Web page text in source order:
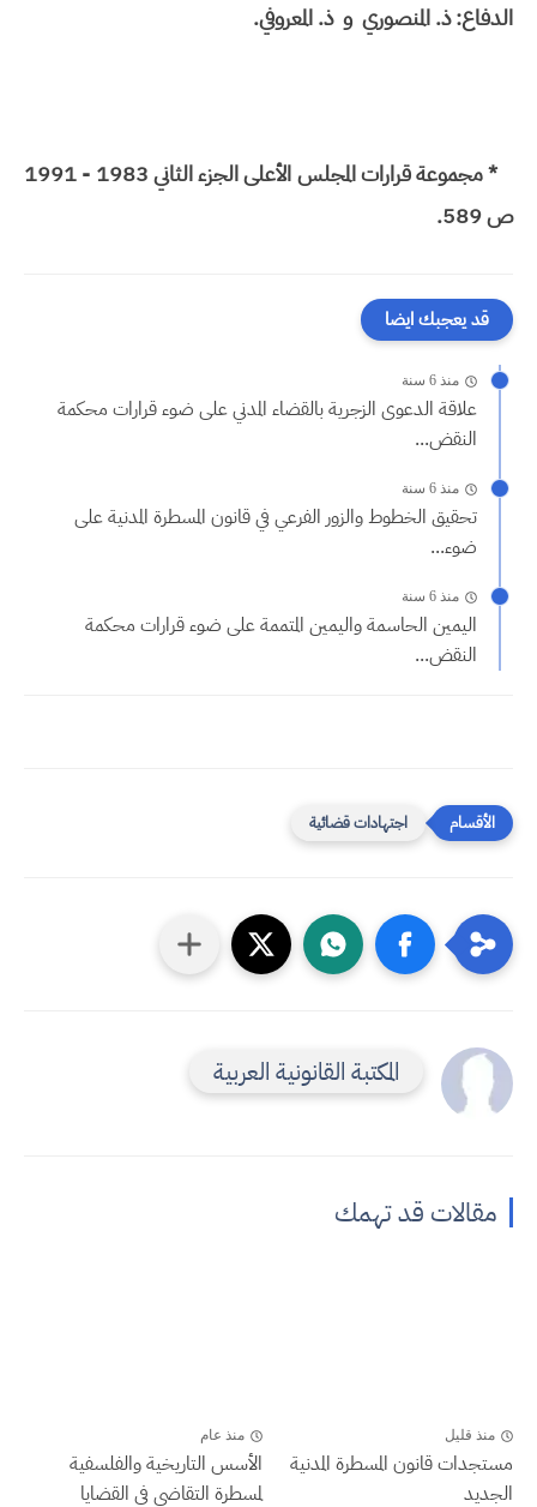
الدفاع: ذ. المنصوري و ذ. المعروفي.
* مجموعة قرارات المجلس الأعلى الجزء الثاني 1983 - 1991
ص 589.
قد يعجبك ايضا
منذ 6 سنة
علاقة الدعوى الزجرية بالقضاء المدني على ضوء قرارات محكمة
النقض...
منذ 6 سنة
تحقيق الخطوط والزور الفرعي في قانون المسطرة المدنية على
ضوء...
منذ 6 سنة
اليمين الحاسمة واليمين المتممة على ضوء قرارات محكمة
النقض...
اجتهادات قضائية
المكتبة القانونية العربية
مقالات قد تهمك
منذ قليل
مستجدات قانون المسطرة المدنية
الجديد
منذ عام
الأسس التاريخية والفلسفية
لمسطرة التقاضي في القضايا